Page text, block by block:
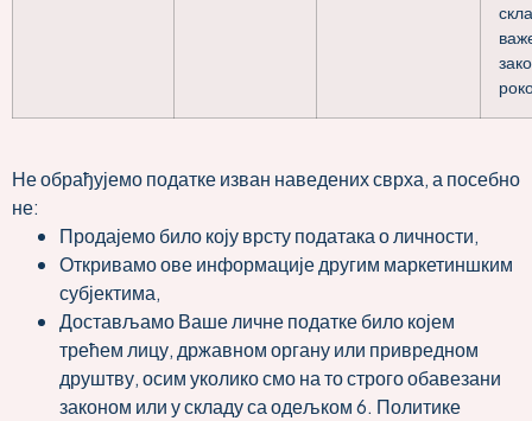
Не обрађујемо податке изван наведених сврха, а посебно
не:
Продајемо било коју врсту података о личности,
Откривамо ове информације другим маркетиншким
субјектима,
Достављамо Ваше личне податке било којем
трећем лицу, државном органу или привредном
друштву, осим уколико смо на то строго обавезани
законом или у складу са одељком 6. Политике